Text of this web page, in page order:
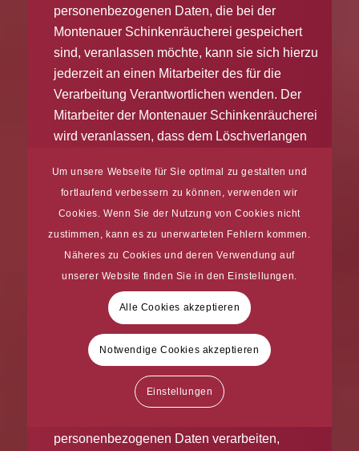
personenbezogenen Daten, die bei der
Montenauer Schinkenräucherei gespeichert
sind, veranlassen möchte, kann sie sich hierzu
jederzeit an einen Mitarbeiter des für die
Verarbeitung Verantwortlichen wenden. Der
Mitarbeiter der Montenauer Schinkenräucherei
wird veranlassen, dass dem Löschverlangen
Wurden die personenbezogenen Daten von der
Montenauer Schinkenräucherei öffentlich
gemacht und ist unser Unternehmen als
Verantwortlicher gemäß Art. 17 Abs. 1 DS-GVO
zur Löschung der personenbezogenen Daten
verpflichtet, so trifft die Montenauer
Schinkenräucherei unter Berücksichtigung der
verfügbaren Technologie und der
Implementierungskosten angemessene
Maßnahmen, auch technischer Art, um andere
für die Datenverarbeitung Verantwortliche,
personenbezogenen Daten verarbeiten,
Um unsere Webseite für Sie optimal zu gestalten und
fortlaufend verbessern zu können, verwenden wir
Cookies. Wenn Sie der Nutzung von Cookies nicht
zustimmen, kann es zu unerwarteten Fehlern kommen.
Näheres zu Cookies und deren Verwendung auf
unserer Website finden Sie in den Einstellungen.
Alle Cookies akzeptieren
Notwendige Cookies akzeptieren
Einstellungen